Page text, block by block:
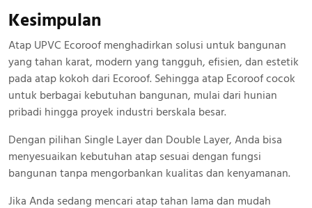
Kesimpulan
Atap UPVC Ecoroof menghadirkan solusi untuk bangunan
yang tahan karat, modern yang tangguh, efisien, dan estetik
pada atap kokoh dari Ecoroof. Sehingga atap Ecoroof cocok
untuk berbagai kebutuhan bangunan, mulai dari hunian
pribadi hingga proyek industri berskala besar.
Dengan pilihan Single Layer dan Double Layer, Anda bisa
menyesuaikan kebutuhan atap sesuai dengan fungsi
bangunan tanpa mengorbankan kualitas dan kenyamanan.
Jika Anda sedang mencari atap tahan lama dan mudah